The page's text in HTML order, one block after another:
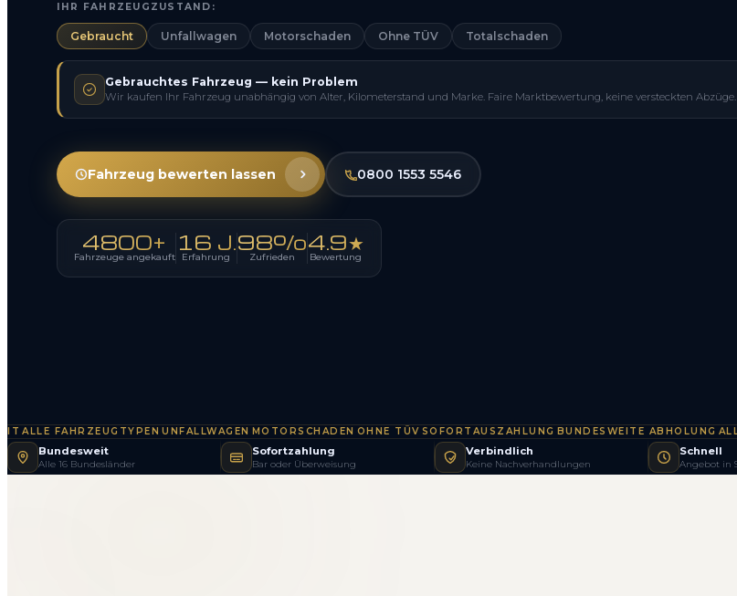
IHR FAHRZEUGZUSTAND:
Gebraucht Unfallwagen Motorschaden Ohne TÜV Totalschaden
Gebrauchtes Fahrzeug — kein Problem
Wir kaufen Ihr Fahrzeug unabhängig von Alter, Kilometerstand und Marke. Faire Marktbewertung, keine versteckten Abzüge.
Fahrzeug bewerten lassen 0800 1553 5546
4800+
Fahrzeuge angekauft
16 J.
Erfahrung
98%
Zufrieden
4.9★
Bewertung
FAHRZEUGTYPEN·UNFALLWAGEN·MOTORSCHADEN·OHNE TÜV· SOFORTAUSZAHLUNG·BUNDESWEITE ABHOLUNG·ALLE
Bundesweit
Alle 16 Bundesländer
Sofortzahlung
Bar oder Überweisung
Verbindlich
Keine Nachverhandlungen
Schnell
Angebot in